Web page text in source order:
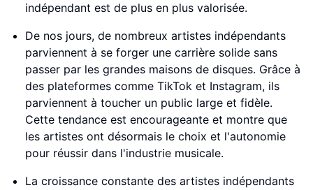
indépendant est de plus en plus valorisée.
De nos jours, de nombreux artistes indépendants
parviennent à se forger une carrière solide sans
passer par les grandes maisons de disques. Grâce à
des plateformes comme TikTok et Instagram, ils
parviennent à toucher un public large et fidèle.
Cette tendance est encourageante et montre que
les artistes ont désormais le choix et l'autonomie
pour réussir dans l'industrie musicale.
La croissance constante des artistes indépendants